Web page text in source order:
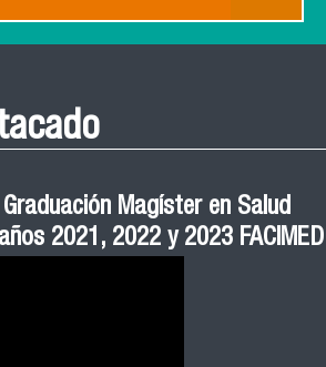
de Prácticas y Educación no
de Violencia en Salud
a la III Jornada de Neurociencia
Artificial 2025
puertas abiertas CESIC
Magíster en Salud
2021, 2022 y 2023 FACIMED
uso de tecnología en el deporte
con la inversión económica”